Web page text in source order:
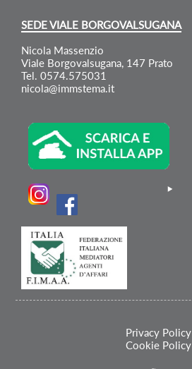
SEDE VIALE BORGOVALSUGANA
Nicola Massenzio
Viale Borgovalsugana, 147 Prato
Tel. 0574.575031
nicola@immstema.it
Privacy Policy
Cookie Policy